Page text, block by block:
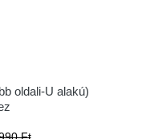
oldali-U alakú)
Ft